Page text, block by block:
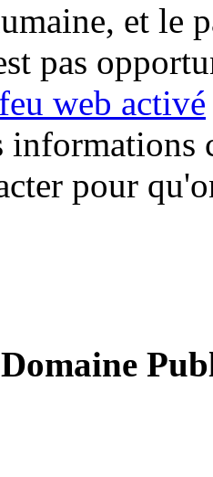
et le
pas
web activé
informations
pour